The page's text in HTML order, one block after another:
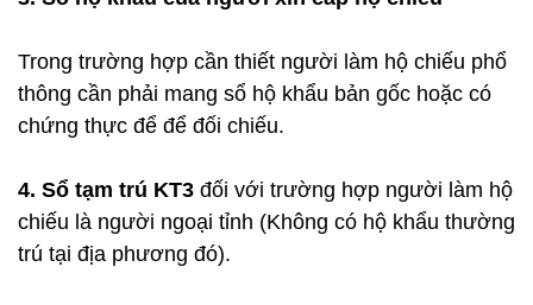
Trong trường hợp cần thiết người làm hộ chiếu phổ
thông cần phải mang sổ hộ khẩu bản gốc hoặc có
chứng thực để để đối chiếu.
4. Sổ tạm trú KT3 đối với trường hợp người làm hộ
chiếu là người ngoại tỉnh (Không có hộ khẩu thường
trú tại địa phương đó).